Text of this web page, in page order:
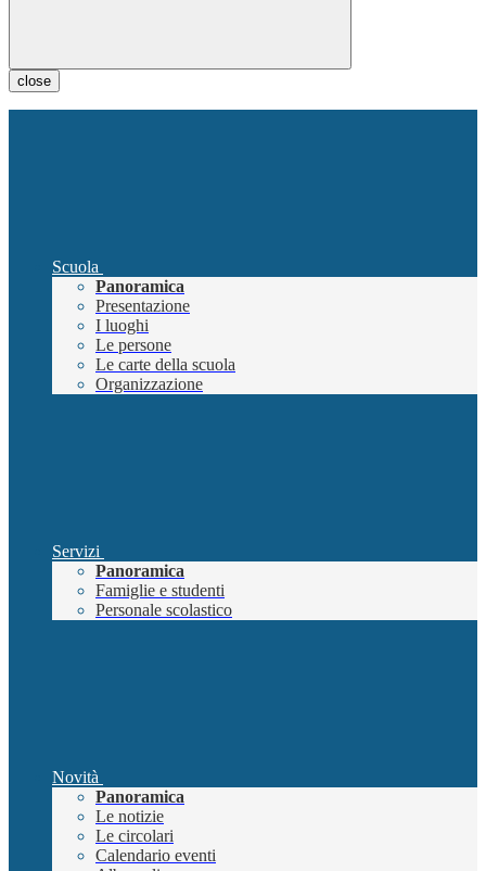
close
Scuola
Panoramica
Presentazione
I luoghi
Le persone
Le carte della scuola
Organizzazione
Servizi
Panoramica
Famiglie e studenti
Personale scolastico
Novità
Panoramica
Le notizie
Le circolari
Calendario eventi